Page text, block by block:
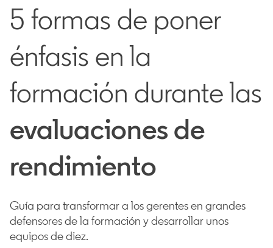
5 formas de poner
énfasis en la
formación durante las
evaluaciones de
rendimiento
Guía para transformar a los gerentes en grandes
defensores de la formación y desarrollar unos
equipos de diez.